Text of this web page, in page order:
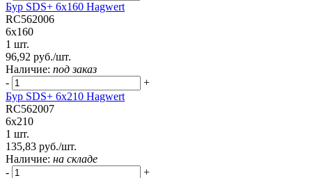
Бур SDS+ 6х160 Hagwert
RC562006
6x160
1 шт.
96,92 руб./шт.
Наличие: под заказ
-
+
Бур SDS+ 6х210 Hagwert
RC562007
6x210
1 шт.
135,83 руб./шт.
Наличие: на складе
-
+